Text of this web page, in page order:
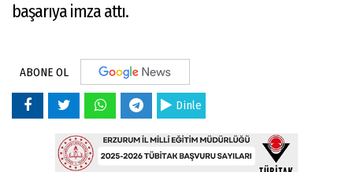
başarıya imza attı.
ABONE OL
Dinle